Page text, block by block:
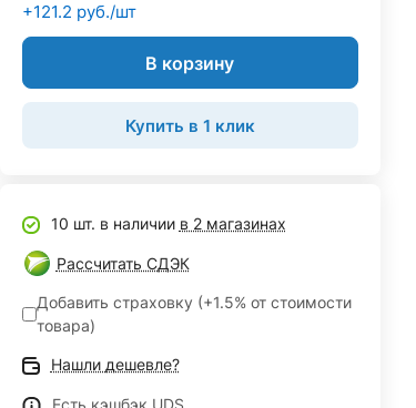
+121.2 руб./шт
В корзину
Купить в 1 клик
10 шт. в наличии в 2 магазинах
Рассчитать СДЭК
Добавить страховку (+1.5% от стоимости
товара)
Нашли дешевле?
Есть кэшбэк UDS